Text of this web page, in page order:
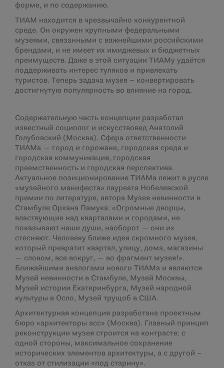
форме, и по содержанию.
ТИАМ находится в чрезвычайно конкурентной
среде. Он окружен крупными федеральными
музеями, связанными с важнейшими российскими
брендами, и не имеет их имиджевых и бюджетных
преимуществ. Даже в этой ситуации ТИАМу удаётся
поддерживать интерес туляков и привлекать
туристов. Теперь задача музея – конвертировать
достигнутую популярность во влияние на город.
Содержательную часть концепции разработал
известный социолог и искусствовед Анатолий
Голубовский (Москва). Сфера ответственности
ТИАМа — город и горожане, городская среда и
городская коммуникация, городская
преемственность и городская перспектива.
Актуальное позиционирование ТИАМа лежит в русле
«музейного манифеста» лауреата Нобелевской
премии по литературе, автора Музея невинности в
Стамбуле Орхана Памука: «Огромные дворцы,
властвующие над кварталами и городами, не
показывают наши души, наоборот — они их
стесняют. Человеку ближе идея скромного музея,
который превратит квартал, улицу, дома, магазины
— словом, все вокруг, — во фрагмент музея!».
Ближайшими аналогами нового ТИАМа и являются
Музей невинности в Стамбуле, Музей Москвы,
Музей истории Екатеринбурга, Музей народной
культуры в Осло, Музей трущоб в США.
Архитектурная концепция разработана проектным
бюро «архитекторы асс» (Москва). Главный принцип
реконструкции музея строится на контрасте: с
одной стороны, максимальное сохранение
исторических элементов архитектуры, а с другой –
отказ от стилизации «под старину».